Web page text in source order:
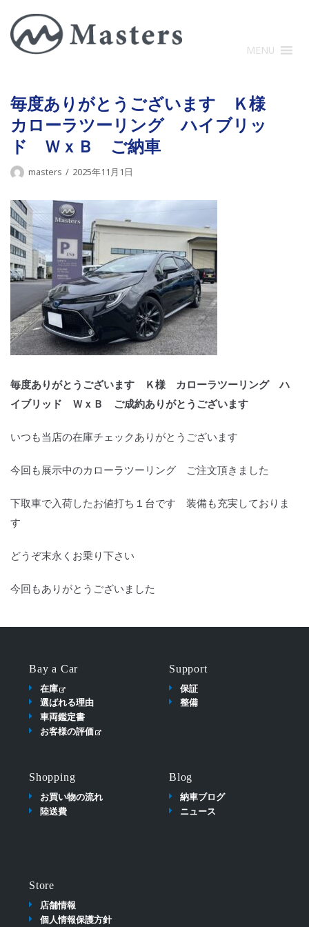
コ
ン
テ
に
ス
キ
ッ
プ
MENU
毎度ありがとうございます Ｋ様
カローラツーリング ハイブリッ
ド ＷｘＢ ご納車
masters 2025年11月1日
毎度ありがとうございます Ｋ様 カローラツーリング ハ
イブリッド ＷｘＢ ご成約ありがとうございます
いつも当店の在庫チェックありがとうございます
今回も展示中のカローラツーリング ご注文頂きました
下取車で入荷したお値打ち１台です 装備も充実しておりま
す
どうぞ末永くお乗り下さい
今回もありがとうございました
Bay a Car
在庫
選ばれる理由
車両鑑定書
お客様の評価
Support
保証
整備
Shopping
お買い物の流れ
陸送費
Blog
納車ブログ
ニュース
Store
店舗情報
個人情報保護方針